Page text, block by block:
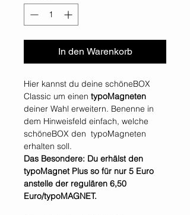
In den Warenkorb
Hier kannst du deine schöneBOX
Classic um einen typoMagneten
deiner Wahl erweitern. Benenne in
dem Hinweisfeld einfach, welche
schöneBOX den typoMagneten
erhalten soll.
Das Besondere: Du erhälst den
typoMagnet Plus so für nur 5 Euro
anstelle der regulären 6,50
Euro/typoMAGNET.